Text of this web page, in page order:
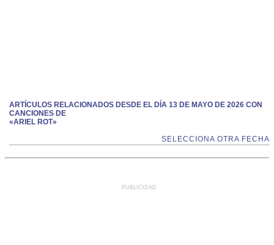
ARTÍCULOS RELACIONADOS DESDE EL DÍA 13 DE MAYO DE 2026 CON
CANCIONES DE
«ARIEL ROT»
SELECCIONA OTRA FECHA
PUBLICIDAD